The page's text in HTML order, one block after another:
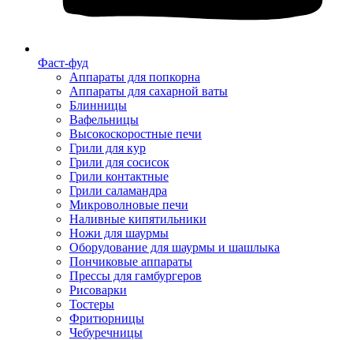
Фаст-фуд
Аппараты для попкорна
Аппараты для сахарной ваты
Блинницы
Вафельницы
Высокоскоростные печи
Грили для кур
Грили для сосисок
Грили контактные
Грили саламандра
Микроволновые печи
Наливные кипятильники
Ножи для шаурмы
Оборудование для шаурмы и шашлыка
Пончиковые аппараты
Прессы для гамбургеров
Рисоварки
Тостеры
Фритюрницы
Чебуречницы